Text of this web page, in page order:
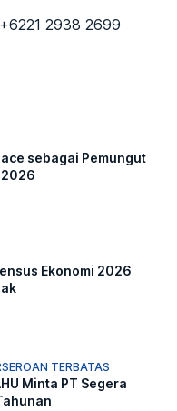
2938 2699
sebagai Pemungut
Ekonomi 2026
TERBATAS
Minta PT Segera